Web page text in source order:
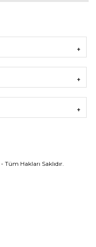
- Tüm Hakları Saklıdır.